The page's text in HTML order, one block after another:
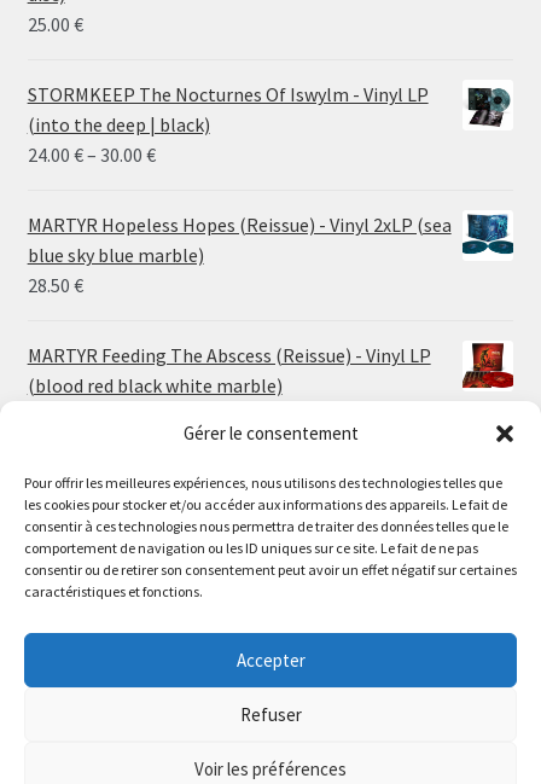
Gérer le consentement
Pour offrir les meilleures expériences, nous utilisons des technologies telles que
les cookies pour stocker et/ou accéder aux informations des appareils. Le fait de
consentir à ces technologies nous permettra de traiter des données telles que le
comportement de navigation ou les ID uniques sur ce site. Le fait de ne pas
consentir ou de retirer son consentement peut avoir un effet négatif sur certaines
caractéristiques et fonctions.
Accepter
Refuser
Voir les préférences
Le magasin de Lyon sera fermé du 30 juillet au 17 août
inclus. Les commandes seront expédiées à partir du 18
The physical record shop will be closed from july 30th to
august 17th included. Online orders will start shipping on
august 18th.
25.00 €
STORMKEEP The Nocturnes Of Iswylm - Vinyl LP
(into the deep | black)
24.00 €– 30.00 €Price
24.00 €
through
MARTYR Hopeless Hopes (Reissue) - Vinyl 2xLP (sea
blue sky blue marble)
28.50 €
MARTYR Feeding The Abscess (Reissue) - Vinyl LP
(blood red black white marble)
MARTYR Warp Zone (Reissue) - Vinyl LP (swamp
green orange marble)
23.00€